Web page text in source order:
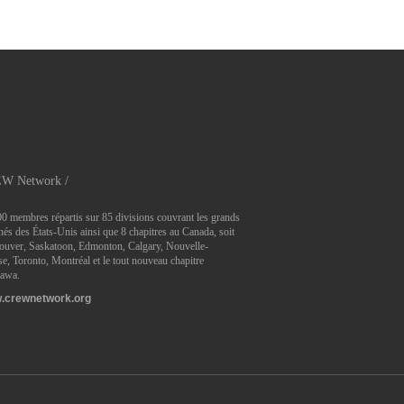
Network /
membres répartis sur 85 divisions couvrant les grands
des États-Unis ainsi que 8 chapitres au Canada, soit
Saskatoon, Edmonton, Calgary, Nouvelle-
Toronto, Montréal et le tout nouveau chapitre